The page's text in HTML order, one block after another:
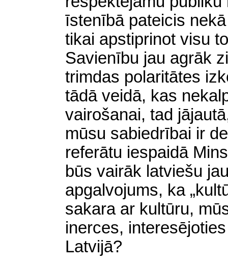
īstenībā pateicis
tikai apstiprinot visu
Savienību jau agrāk
trimdas polaritātes
tādā veidā, kas
vairošanai, tad
mūsu sabiedrībai ir
referātu iespaidā
būs vairāk latviešu
apgalvojums, ka
sakara ar kultūru,
inerces,
Latvijā?